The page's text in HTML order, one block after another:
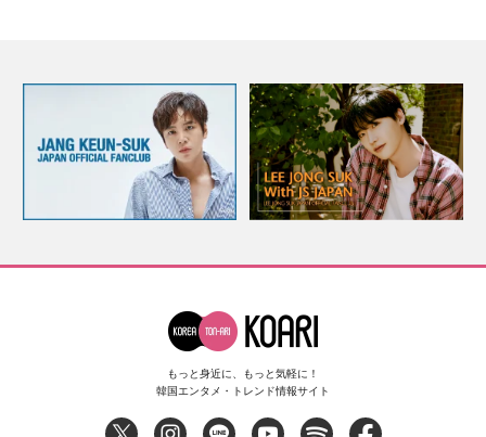
もっと身近に、もっと気軽に！
韓国エンタメ・トレンド情報サイト